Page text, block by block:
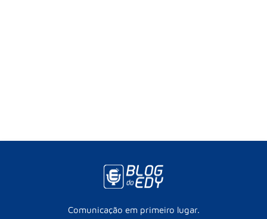
Comunicação em primeiro lugar.